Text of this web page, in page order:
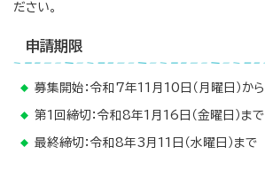
ださい。
申請期限
募集開始：令和7年11月10日（月曜日）から
第1回締切：令和8年1月16日（金曜日）まで
最終締切：令和8年3月11日（水曜日）まで